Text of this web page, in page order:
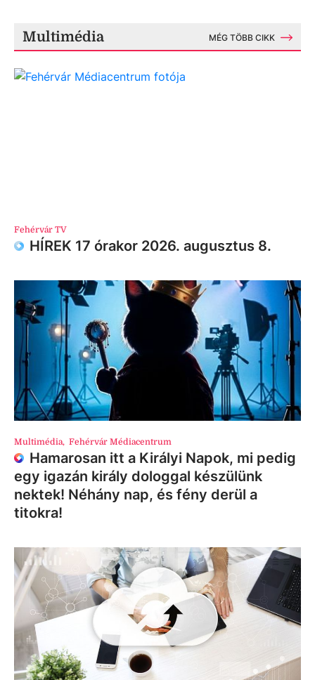
Multimédia MÉG TÖBB CIKK
Fehérvár TV
HÍREK 17 órakor 2026. augusztus 8.
Multimédia, Fehérvár Médiacentrum
Hamarosan itt a Királyi Napok, mi pedig
egy igazán király dologgal készülünk
nektek! Néhány nap, és fény derül a
titokra!